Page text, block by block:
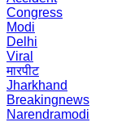
Congress
Modi
Delhi
Viral
मारपीट
Jharkhand
Breakingnews
Narendramodi